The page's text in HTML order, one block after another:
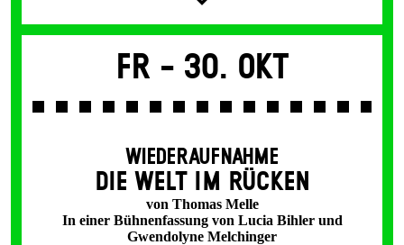
Fr - 30. Okt
WIEDERAUFNAHME
DIE WELT IM RÜCKEN
von Thomas Melle
In einer Bühnenfassung von Lucia Bihler und
Gwendolyne Melchinger